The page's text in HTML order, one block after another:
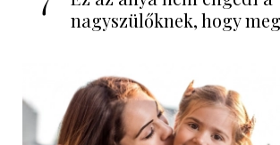
nagyszülőknek, hogy